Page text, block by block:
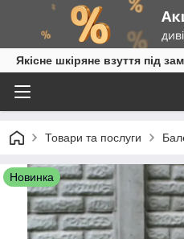
Якісне шкіряне взуття під
Товари та послуги
Новинка